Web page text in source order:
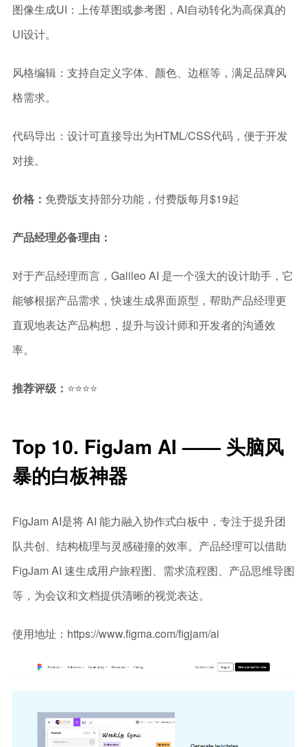
图像生成UI：上传草图或参考图，AI自动转化为高保真的
UI设计。
风格编辑：支持自定义字体、颜色、边框等，满足品牌风
格需求。
代码导出：设计可直接导出为HTML/CSS代码，便于开发
对接。
价格： 免费版支持部分功能，付费版每月$19起
产品经理必备理由：
对于产品经理而言，Galileo AI 是一个强大的设计助手，它
能够根据产品需求，快速生成界面原型，帮助产品经理更
直观地表达产品构想，提升与设计师和开发者的沟通效
率。
推荐评级： ⭐⭐⭐⭐
Top 10. FigJam AI —— 头脑风
暴的白板神器
FigJam AI是将 AI 能力融入协作式白板中，专注于提升团
队共创、结构梳理与灵感碰撞的效率。产品经理可以借助
FigJam AI 速生成用户旅程图、需求流程图、产品思维导图
等，为会议和文档提供清晰的视觉表达。
使用地址：https://www.figma.com/figjam/ai